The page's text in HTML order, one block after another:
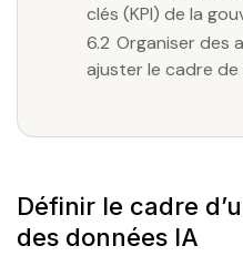
clés (KPI) de la
6.2 Organiser des
ajuster le cadre
Définir le cadre
des données IA